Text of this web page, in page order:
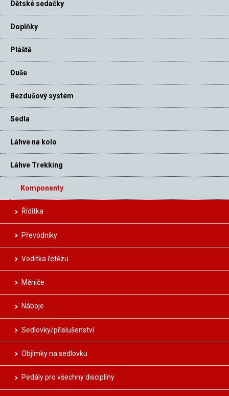
Dětské sedačky
Doplňky
Pláště
Duše
Bezdušový systém
Sedla
Láhve na kolo
Láhve Trekking
Komponenty
Řídítka
Převodníky
Vodítka řetězu
Měniče
Náboje
Sedlovky/příslušenství
Objímky na sedlovku
Pedály pro všechny disciplíny